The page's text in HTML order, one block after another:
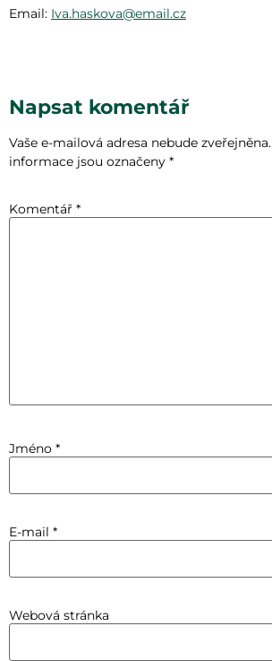
Email: Iva.haskova@email.cz
Napsat komentář
Vaše e-mailová adresa nebude zveřejněna.
informace jsou označeny *
Komentář *
Jméno *
E-mail *
Webová stránka